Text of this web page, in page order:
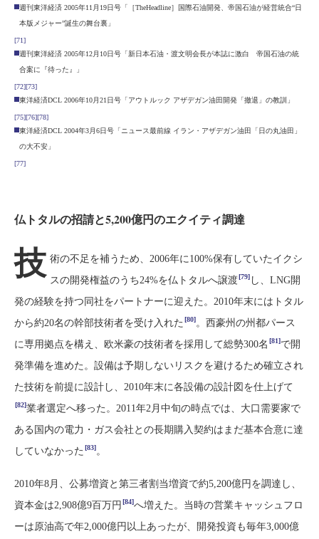
週刊東洋経済 2005年11月19日号「［TheHeadline］国際石油開発、帝国石油が経営統合“日
本版メジャー”誕生の舞台裏」
[71]
週刊東洋経済 2005年12月10日号「新日本石油・渡文明会長が本誌に激白 帝国石油の統
合案に『待った』」
[72][73]
東洋経済DCL 2006年10月21日号「アウトルック アザデガン油田開発「撤退」の教訓」
[75][76][78]
東洋経済DCL 2004年3月6日号「ニュース最前線 イラン・アザデガン油田「日の丸油田」
の大不安」
[77]
仏トタルの招請と5,200億円のエクイティ調達
技 術の不足を補うため、2006年に100%保有していたイクシ
スの開発権益のうち24%を仏トタルへ譲渡[79] し、LNG開
発の経験を持つ同社をパートナーに迎えた。2010年末にはトタル
から約20名の幹部技術者を受け入れた [80]。西豪州の州都パース
に専用拠点を構え、欧米豪の技術者を採用して総勢300名 [81]で開
発準備を進めた。設備は予期しないリスクを避けるため確立され
た技術を前提に設計し、2010年末に各設備の設計図を仕上げて
[82]業者選定へ移った。2011年2月中旬の時点では、大口需要家で
ある国内の電力・ガス会社との長期購入契約はまだ基本合意に達
していなかった [83]。
2010年8月、公募増資と第三者割当増資で約5,200億円を調達し、
資本金は2,908億9百万円 [84]へ増えた。当時の営業キャッシュフロ
ーは原油高で年2,000億円以上あったが、開発投資も毎年3,000億